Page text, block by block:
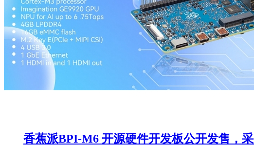
香蕉派BPI-M6 开源硬件开发板公开发售，